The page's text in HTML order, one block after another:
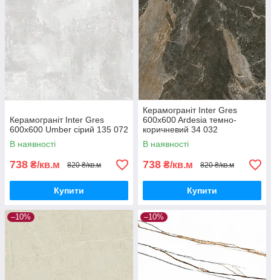
Керамограніт Inter Gres
600x600 Umber сірий 135 072
В наявності
738 ₴/кв.м 820 ₴/кв.м
Купити
Керамограніт Inter Gres
600x600 Ardesia темно-
коричневий 34 032
В наявності
738 ₴/кв.м 820 ₴/кв.м
Купити
–10% –10%